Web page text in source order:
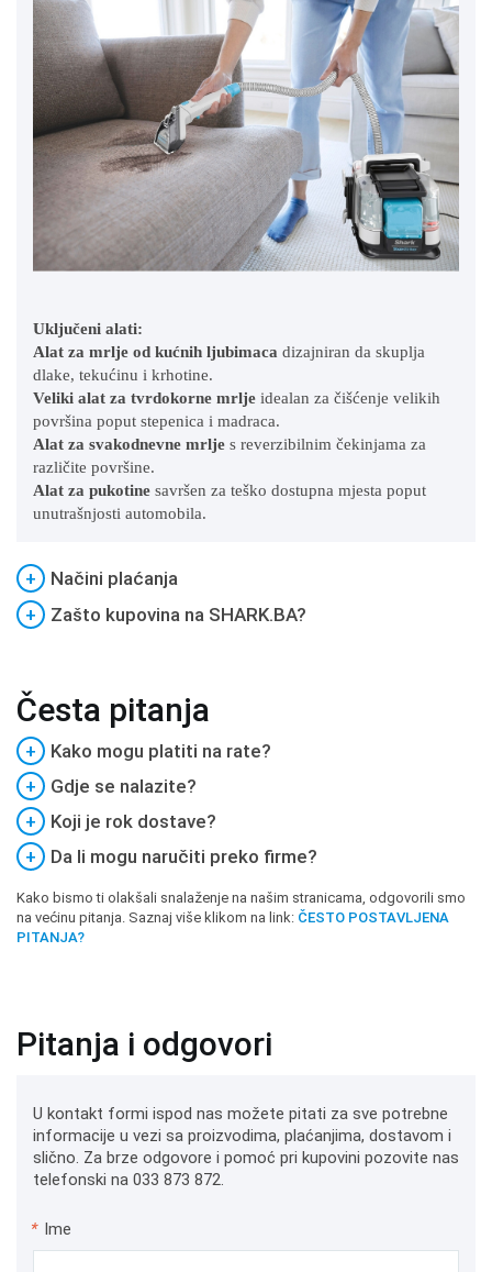
Uključeni alati:
Alat za mrlje od kućnih ljubimaca dizajniran da skuplja
dlake, tekućinu i krhotine.
Veliki alat za tvrdokorne mrlje idealan za čišćenje velikih
površina poput stepenica i madraca.
Alat za svakodnevne mrlje s reverzibilnim čekinjama za
različite površine.
Alat za pukotine savršen za teško dostupna mjesta poput
unutrašnjosti automobila.
+
Načini plaćanja
+
Zašto kupovina na SHARK.BA?
Česta pitanja
+
Kako mogu platiti na rate?
+
Gdje se nalazite?
+
Koji je rok dostave?
+
Da li mogu naručiti preko firme?
Kako bismo ti olakšali snalaženje na našim stranicama, odgovorili smo
na većinu pitanja. Saznaj više klikom na link: ČESTO POSTAVLJENA
PITANJA?
Pitanja i odgovori
U kontakt formi ispod nas možete pitati za sve potrebne
informacije u vezi sa proizvodima, plaćanjima, dostavom i
slično. Za brze odgovore i pomoć pri kupovini pozovite nas
telefonski na 033 873 872.
* Ime